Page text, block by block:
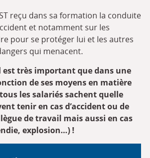
reçu dans sa formation la conduite
et notamment sur les
pour se protéger lui et les autres
qui menacent.
est très important que dans une
de ses moyens en matière
les salariés sachent quelle
tenir en cas d’accident ou de
de travail mais aussi en cas
explosion…) !